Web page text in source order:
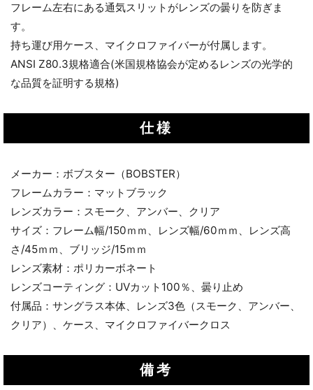
フレーム左右にある通気スリットがレンズの曇りを防ぎま
す。
持ち運び用ケース、マイクロファイバーが付属します。
ANSI Z80.3規格適合(米国規格協会が定めるレンズの光学的
な品質を証明する規格)
仕様
メーカー：ボブスター（BOBSTER）
フレームカラー：マットブラック
レンズカラー：スモーク、アンバー、クリア
サイズ：フレーム幅/150ｍｍ、レンズ幅/60ｍｍ、レンズ高
さ/45ｍｍ、ブリッジ/15ｍｍ
レンズ素材：ポリカーボネート
レンズコーティング：UVカット100％、曇り止め
付属品：サングラス本体、レンズ3色（スモーク、アンバー、
クリア）、ケース、マイクロファイバークロス
備考